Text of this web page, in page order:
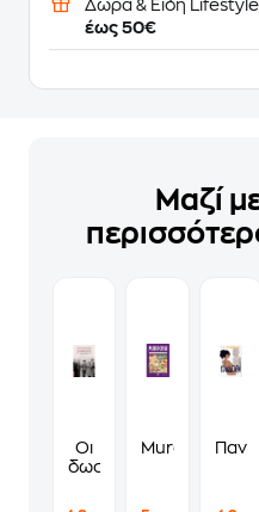
Δώρα & Είδη Lifestyle
έως 50€
Μαζί
Οι
δωσίλογοι
Murdoku